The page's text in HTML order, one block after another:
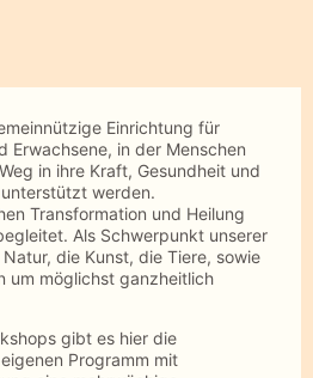
Einrichtung für
Erwachsene, in der Menschen
in ihre Kraft, Gesundheit und
werden.
Transformation und Heilung
Als Schwerpunkt unserer
die Kunst, die Tiere, sowie
um möglichst ganzheitlich
gibt es hier die
Programm mit